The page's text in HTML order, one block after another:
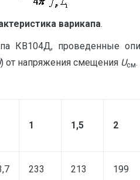
варикапа.
КВ104Д, проведенные
) от напряжения смещения Uсм.
1 1,5 2
233 213 199